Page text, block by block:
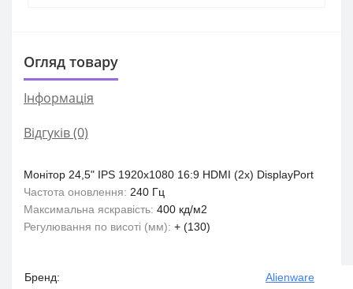
Огляд товару
Iнформація
Відгуків (0)
Монітор 24,5" IPS 1920x1080 16:9 HDMI (2x) DisplayPort
Частота оновлення: 240 Гц
Максимальна яскравість: 400 кд/м2
Регулювання по висоті (мм): + (130)
Бренд: Alienware